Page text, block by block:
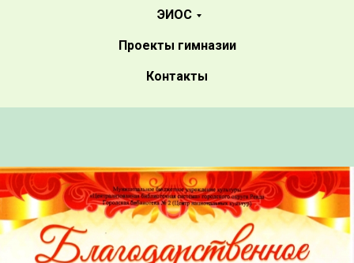
ЭИОС
Проекты гимназии
Контакты